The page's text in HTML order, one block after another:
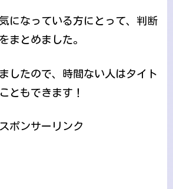
になっている方にとって、判断
まとめました。
したので、時間ない人はタイト
ともできます！
スポンサーリンク